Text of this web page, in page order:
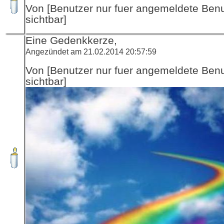
Von [Benutzer nur fuer angemeldete
sichtbar]
Eine Gedenkkerze,
Angezündet am 21.02.2014 20:57:59
Von [Benutzer nur fuer angemeldete
sichtbar]